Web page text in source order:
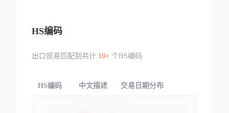
HS编码
出口贸易匹配到共计 10+个HS编码
HS编码 中文描述 交易日期分布